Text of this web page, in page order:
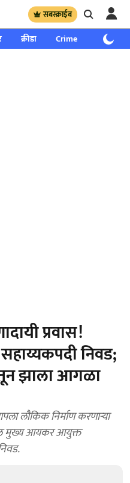
सबस्क्राईब
क्रीडा Crime साप्ताहिक
प्रवास!
निवड;
झाला आगळा
लौकिक निर्माण करणाऱ्या
मुख्य आयकर आयुक्त